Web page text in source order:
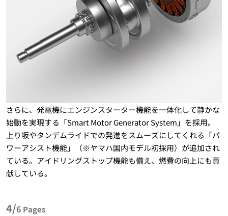
さらに、発電機にエンジンスターター機能を一体化して静かな
始動を実現する「Smart Motor Generator System」を採用。
上り坂やタンデムライドでの発進をスムーズにしてくれる「パ
ワーアシスト機能」（※ヤマハ国内モデル初採用）が追加され
ている。アイドリングストップ機能も備え、燃費の向上にも貢
献している。
4/6 Pages